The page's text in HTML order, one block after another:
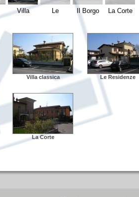
Villa
Le
Il Borgo La Corte
Villa classica Le Residenze
La Corte